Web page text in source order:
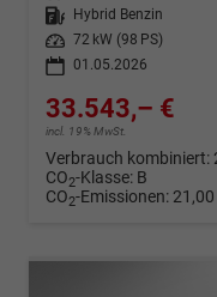
Kraftstoff
Hybrid Benzin
Leistung
72 kW (98 PS)
01.05.2026
33.543,– €
incl. 19% MwSt.
Verbrauch kombiniert:
CO2-Klasse: B
CO2-Emissionen: